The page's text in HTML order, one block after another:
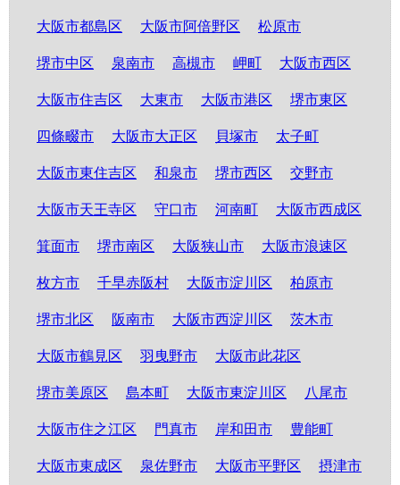
大阪市都島区 大阪市阿倍野区 松原市
堺市中区 泉南市 高槻市 岬町 大阪市西区
大阪市住吉区 大東市 大阪市港区 堺市東区
四條畷市 大阪市大正区 貝塚市 太子町
大阪市東住吉区 和泉市 堺市西区 交野市
大阪市天王寺区 守口市 河南町 大阪市西成区
箕面市 堺市南区 大阪狭山市 大阪市浪速区
枚方市 千早赤阪村 大阪市淀川区 柏原市
堺市北区 阪南市 大阪市西淀川区 茨木市
大阪市鶴見区 羽曳野市 大阪市此花区
堺市美原区 島本町 大阪市東淀川区 八尾市
大阪市住之江区 門真市 岸和田市 豊能町
大阪市東成区 泉佐野市 大阪市平野区 摂津市